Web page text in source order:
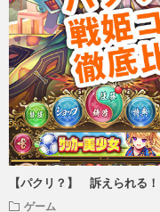
【パクリ？】 訴えられる
ゲーム